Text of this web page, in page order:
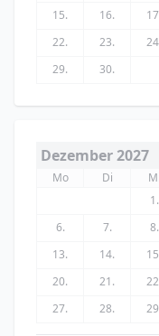
15.
16.
22.
23.
29.
30.
Dezember 2027
Mo
Di Mi
1.
6.
7. 8.
13.
14.
20.
21.
27.
28.